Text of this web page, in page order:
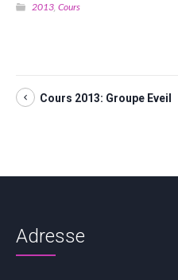
2013, Cours
Cours 2013: Groupe Eveil
Adresse